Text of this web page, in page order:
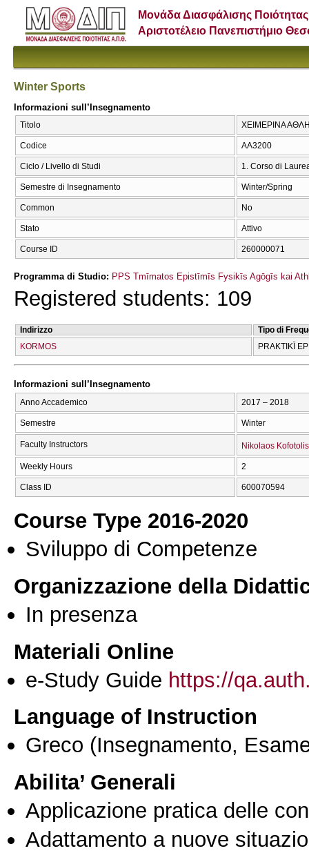
Μονάδα Διασφάλισης Ποιότητας
Αριστοτέλειο Πανεπιστήμιο
Winter Sports
Informazioni sull’Insegnamento
Titolo ΧΕΙΜΕΡΙΝΑ
Codice ΑΑ3200
Ciclo / Livello di Studi 1. Corso di
Semestre di Insegnamento Winter/Spring
Common No
Stato Attivo
Course ID 260000071
Programma di Studio: PPS Tmīmatos Epistīmīs Fysikīs Agōgīs kai
Registered students: 109
Indirizzo
Tipo di
KORMOS
PRAKTIKĪ
Informazioni sull’Insegnamento
Anno Accademico 2017 – 2018
Semestre Winter
Faculty Instructors Nikolaos Kofotolis
Weekly Hours 2
Class ID 600070594
Course Type 2016-2020
Sviluppo di Competenze
Organizzazione della
In presenza
Materiali Online
e-Study Guide https://
Language of Instruction
Greco (Insegnamento,
Abilita’ Generali
Applicazione pratica delle
Adattamento a nuove